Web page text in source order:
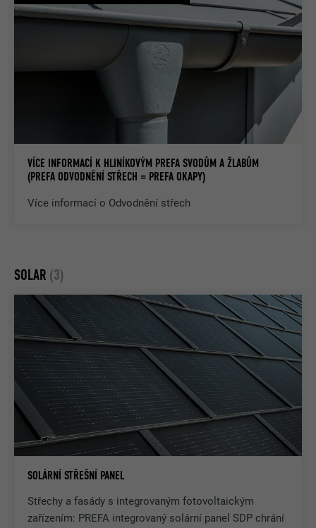
VÍCE INFORMACÍ K HLINÍKOVÝM PREFA SVODŮM A ŽLABŮM
(PREFA ODVODNĚNÍ STŘECH = PREFA OKAPY)
Více informací o Odvodnění střech
SOLAR (3)
SOLÁRNÍ STŘEŠNÍ PANEL
Střechy a fasády s integrovaným fotovoltaickým
zařízením: PREFA integrovaný solární panel SDP chrání